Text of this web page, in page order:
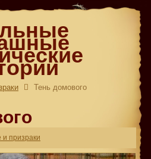
Тень домового
призраки